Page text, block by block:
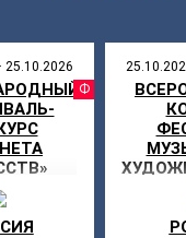
25.10.2026